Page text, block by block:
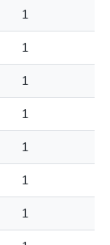
1
1
1
1
1
1
1